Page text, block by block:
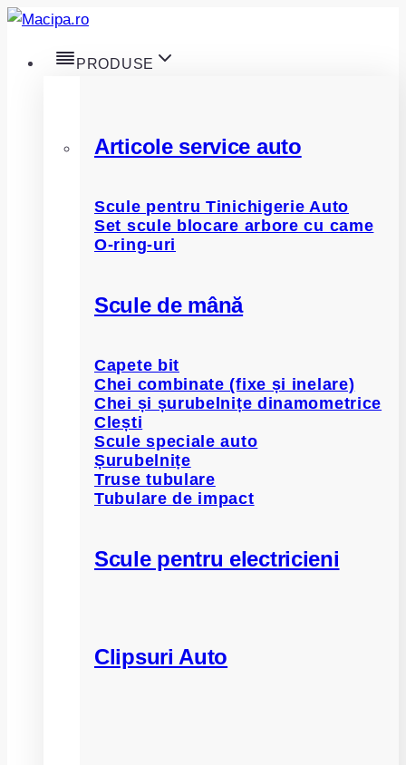
Skip
content
PRODUSE
Articole service auto
Scule pentru Tinichigerie Auto
Set scule blocare arbore cu came
O-ring-uri
Scule de mână
Capete bit
Chei combinate (fixe și inelare)
Chei și șurubelnițe dinamometrice
Clești
Scule speciale auto
Șurubelnițe
Truse tubulare
Tubulare de impact
Scule pentru electricieni
Clipsuri Auto